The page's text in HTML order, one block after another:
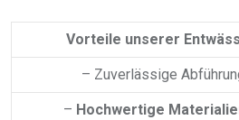
Vorteile unserer
– Zuverlässige
– Hochwertige